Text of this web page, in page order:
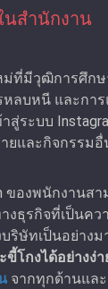
นสํานักงาน
ที่มีวุฒิการศึก
ลบหนี และกา
สู่ระบบ
ยและกิจกรรม
ของพนักงานส
งธุรกิจที่เป็นค
ริษัทเป็นอย่างม
โกงได้อย่างง่า
จากทุกด้านและ